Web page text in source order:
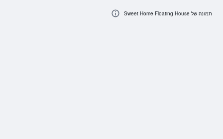
תמונה של Sweet Home Floating House